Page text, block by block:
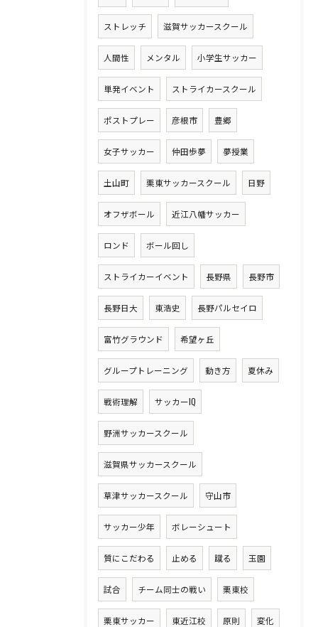
ストレッチ 滋賀サッカースクール
人間性 メンタル 小学生サッカー
単発イベント ストライカースクール
ポストプレー 彦根市 豊郷
女子サッカー 仲田歩夢 夢授業
土山町 栗東サッカースクール 日野
オフザボール 近江八幡サッカー
ロンド ボール回し
ストライカーイベント 長野県 長野市
長野日大 東浩史 長野パルセイロ
富竹グラウンド 希望ヶ丘
グループトレーニング 動き方 夏休み
戦術理解 サッカーIQ
野洲サッカースクール
滋賀県サッカースクール
草津サッカースクール 守山市
サッカー少年 ボレーシュート
質にこだわる 止める 蹴る 玉園
試合 チーム同士の戦い 栗東校
栗東サッカー 東近江校 原則 変化